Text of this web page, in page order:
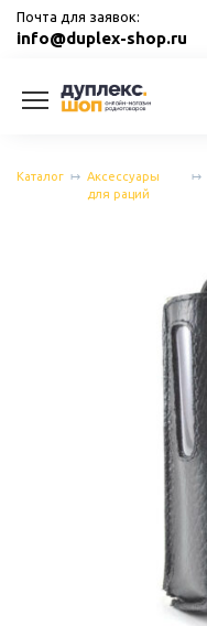
Перейти
Почта для заявок:
info@duplex-shop.ru
Каталог
Аксессуары
для раций